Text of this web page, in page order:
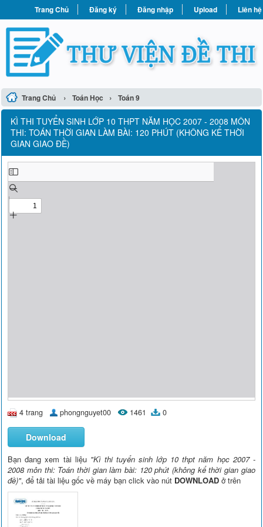
Trang Chủ Đăng ký Đăng nhập Upload Liên hệ
Trang Chủ › Toán Học › Toán 9
KÌ THI TUYỂN SINH LỚP 10 THPT NĂM HỌC 2007 - 2008 MÔN
THI: TOÁN THỜI GIAN LÀM BÀI: 120 PHÚT (KHÔNG KỂ THỜI
GIAN GIAO ĐỀ)
4 trang phongnguyet00 1461 0
Download
Bạn đang xem tài liệu "Kì thi tuyển sinh lớp 10 thpt năm học 2007 -
2008 môn thi: Toán thời gian làm bài: 120 phút (không kể thời gian giao
đề)", để tải tài liệu gốc về máy bạn click vào nút DOWNLOAD ở trên